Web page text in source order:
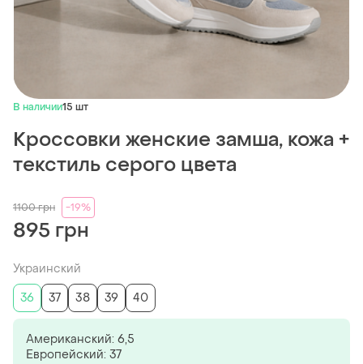
В наличии15 шт
Кроссовки женские замша, кожа +
текстиль серого цвета
1100грн -19%
895 грн
Украинский
36
37 38 39 40
Американский: 6,5
Европейский: 37